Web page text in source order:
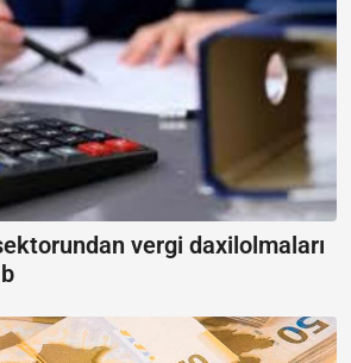
vergi daxilolmaları